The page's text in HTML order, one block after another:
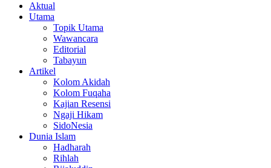
Aktual
Utama
Topik Utama
Wawancara
Editorial
Tabayun
Artikel
Kolom Akidah
Kolom Fuqaha
Kajian Resensi
Ngaji Hikam
SidoNesia
Dunia Islam
Hadharah
Rihlah